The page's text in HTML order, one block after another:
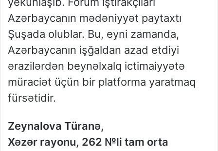
Azərbaycanın mədəniyyət paytaxtı
Şuşada olublar. Bu, eyni zamanda,
Azərbaycanın işğaldan azad etdiyi
ərazilərdən beynəlxalq ictimaiyyətə
müraciət üçün bir platforma yaratmaq
fürsətidir.
Zeynalova Türanə,
Xəzər rayonu, 262 №li tam orta